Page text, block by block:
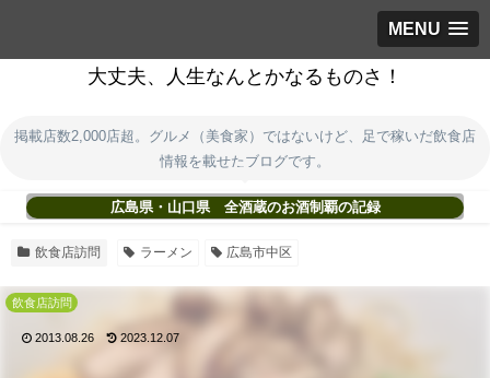
MENU
大丈夫、人生なんとかなるものさ！
掲載店数2,000店超。グルメ（美食家）ではないけど、足で稼いだ飲食店
情報を載せたブログです。
広島県・山口県 全酒蔵のお酒制覇の記録
飲食店訪問 ラーメン 広島市中区
飲食店訪問
2013.08.26 2023.12.07